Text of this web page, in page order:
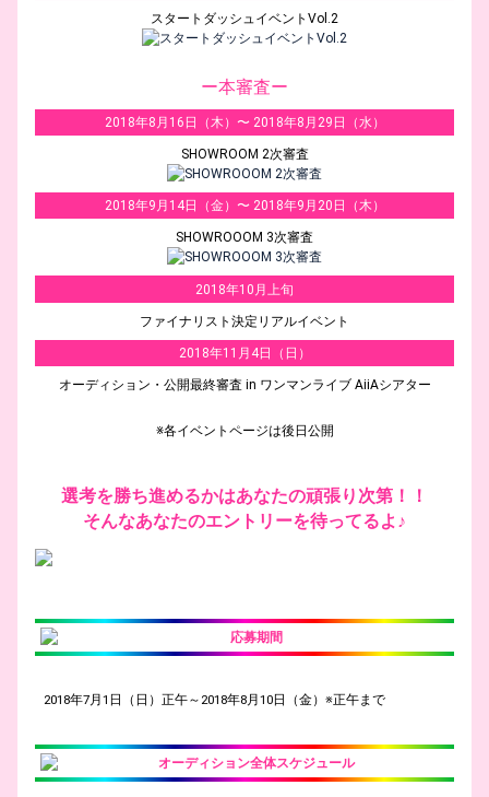
スタートダッシュイベントVol.2
ー本審査ー
2018年8月16日（木）〜 2018年8月29日（水）
SHOWROOM 2次審査
2018年9月14日（金）〜 2018年9月20日（木）
SHOWROOOM 3次審査
2018年10月上旬
ファイナリスト決定リアルイベント
2018年11月4日（日）
オーディション・公開最終審査 in ワンマンライブ AiiAシアター
※各イベントページは後日公開
選考を勝ち進めるかはあなたの頑張り次第！！
そんなあなたのエントリーを待ってるよ♪
応募期間
2018年7月1日（日）正午～2018年8月10日（金）※正午まで
オーディション全体スケジュール